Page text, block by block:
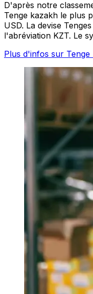
D'après notre
Tenge kazakh le plus
USD. La devise
l'abréviation KZT. Le
Plus d'infos sur Tenge